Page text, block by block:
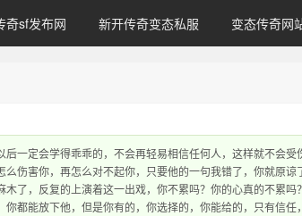
奇sf发布网 新开传奇变态私服 变态传奇网
一定会学得乖乖的，不会再轻易相信任何人，这样就不会受
伤害你，再怎么对不起你，只要他的一句我错了，你就原谅
了，反复的上演着这一出戏，你不累吗？你的心真的不累吗
都能放下他，但是你有的，你选择的，你能给的，只有信任